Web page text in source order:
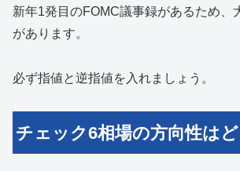
新年1発目のFOMC議事録があるため、
があります。
必ず指値と逆指値を入れましょう。
チェック6相場の方向性は